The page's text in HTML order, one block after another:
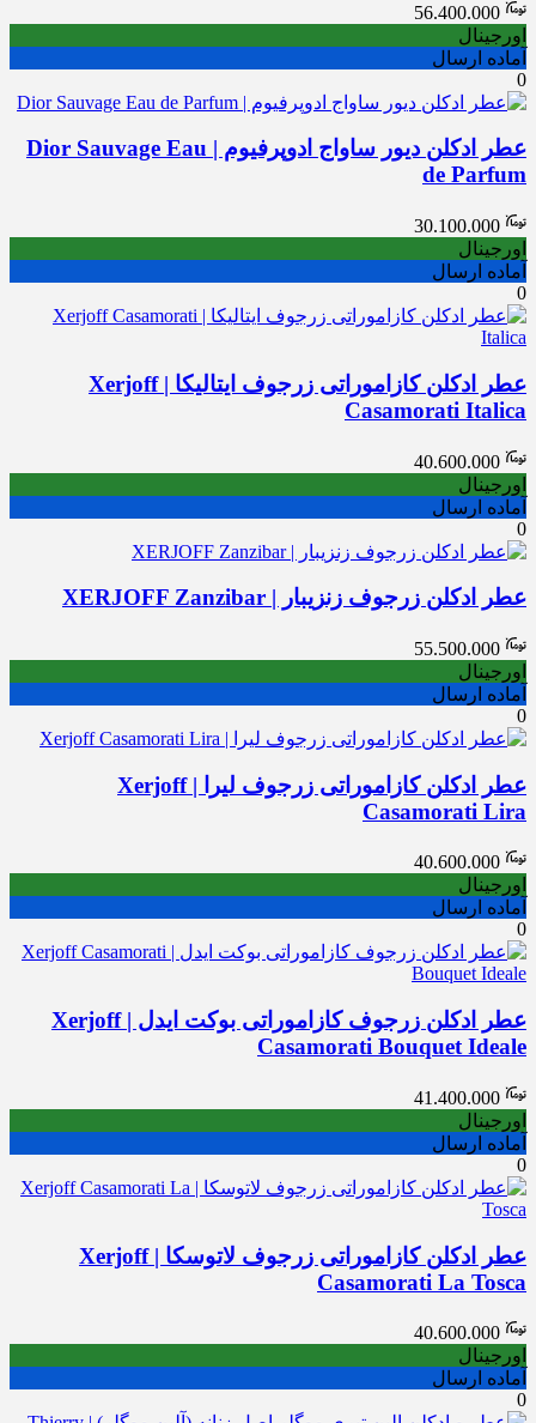
56.400.000
اورجینال
آماده ارسال
0
عطر ادکلن دیور ساواج ادوپرفیوم | Dior Sauvage Eau
de Parfum
30.100.000
اورجینال
آماده ارسال
0
عطر ادکلن کازاموراتی زرجوف ایتالیکا | Xerjoff
Casamorati Italica
40.600.000
اورجینال
آماده ارسال
0
عطر ادکلن زرجوف زنزیبار | XERJOFF Zanzibar
55.500.000
اورجینال
آماده ارسال
0
عطر ادکلن کازاموراتی زرجوف لیرا | Xerjoff
Casamorati Lira
40.600.000
اورجینال
آماده ارسال
0
عطر ادکلن زرجوف کازاموراتی بوکت ایدل | Xerjoff
Casamorati Bouquet Ideale
41.400.000
اورجینال
آماده ارسال
0
عطر ادکلن کازاموراتی زرجوف لاتوسکا | Xerjoff
Casamorati La Tosca
40.600.000
اورجینال
آماده ارسال
0